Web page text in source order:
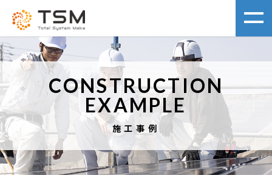
CONSTRUCTION
EXAMPLE
施工事例